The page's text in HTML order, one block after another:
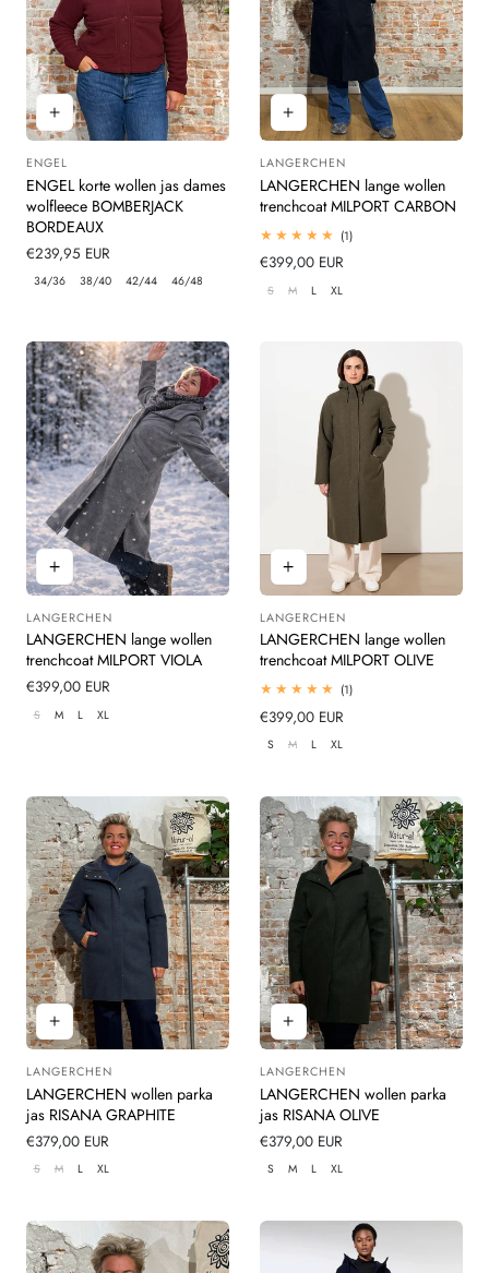
Leverancier:
ENGEL
ENGEL korte wollen jas dames
wolfleece BOMBERJACK
BORDEAUX
Normale
prijs
€239,95 EUR
34/36 38/40 42/44 46/48
Leverancier:
LANGERCHEN
LANGERCHEN lange wollen
trenchcoat MILPORT CARBON
(1)1
Normale
prijs
€399,00 EUR
S M L XL
Leverancier:
LANGERCHEN
LANGERCHEN lange wollen
trenchcoat MILPORT VIOLA
Normale
prijs
€399,00 EUR
S M L XL
Leverancier:
LANGERCHEN
LANGERCHEN lange wollen
trenchcoat MILPORT OLIVE
(1)1
Normale
prijs
€399,00 EUR
S M L XL
Leverancier:
LANGERCHEN
LANGERCHEN wollen parka
jas RISANA GRAPHITE
Normale
prijs
€379,00 EUR
S M L XL
Leverancier:
LANGERCHEN
LANGERCHEN wollen parka
jas RISANA OLIVE
Normale
prijs
€379,00 EUR
S M L XL